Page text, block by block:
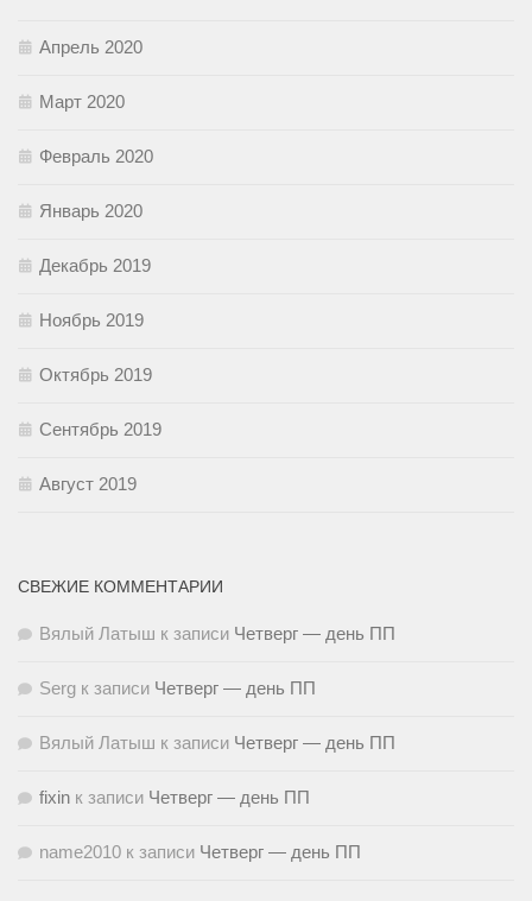
Апрель 2020
Март 2020
Февраль 2020
Январь 2020
Декабрь 2019
Ноябрь 2019
Октябрь 2019
Сентябрь 2019
Август 2019
СВЕЖИЕ КОММЕНТАРИИ
Вялый Латыш к записи Четверг — день ПП
Serg к записи Четверг — день ПП
Вялый Латыш к записи Четверг — день ПП
fixin к записи Четверг — день ПП
name2010 к записи Четверг — день ПП